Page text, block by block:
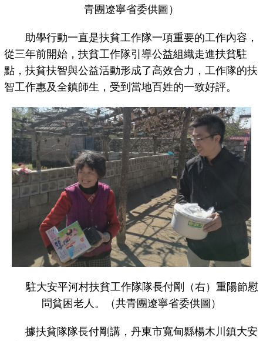
青團遼寧省委供圖）
助學行動一直是扶貧工作隊一項重要的工作內容，
從三年前開始，扶貧工作隊引導公益組織走進扶貧駐
點，扶貧扶智與公益活動形成了高效合力，工作隊的扶
智工作惠及全鎮師生，受到當地百姓的一致好評。
駐大安平河村扶貧工作隊隊長付剛（右）重陽節慰
問貧困老人。（共青團遼寧省委供圖）
據扶貧隊隊長付剛講，丹東市寬甸縣楊木川鎮大安